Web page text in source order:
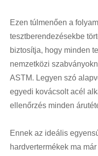
Ezen túlmenően a
tesztberendezésekbe
biztosítja, hogy minden
nemzetközi
ASTM. Legyen szó
egyedi kovácsolt acél
ellenőrzés minden
Ennek az ideális
hardvertermékek ma